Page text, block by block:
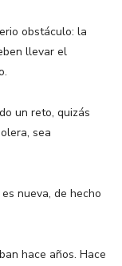
obstáculo: la
llevar el
un reto, quizás
sea
nueva, de hecho
hace años. Hace